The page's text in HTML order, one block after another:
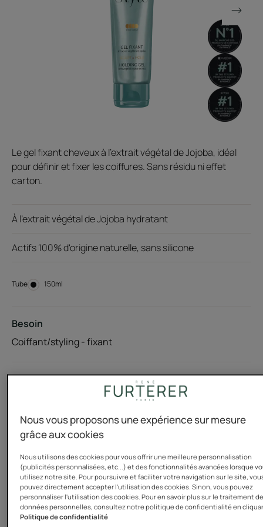
Le gel fixant cheveux à l'extrait végétal de Jojoba, idéal
pour définir et fixer les coiffures. Sans résidu ni effet
carton.
À l'extrait végétal de Jojoba hydratant
Actifs 100% d'origine naturelle, sans silicone
Tube Tube
150ml
Besoin
Coiffant/styling - fixant
Fabriqué en France
Ce gel cheveux à l’extrait végétal de Jojoba, sculpte et
fixe les coiffures en un instant. Sa formule-soin non
collante, sans alcool, protège la chevelure et préserve
sa beauté. Les cheveux sont sublimés et les coiffures
définies durablement. Sans résidu, sans effet carton.
Fini brillant.
Nous vous proposons une expérience sur mesure
grâce aux cookies
Nous utilisons des cookies pour vous offrir une meilleure personnalisation
(publicités personnalisées, etc...) et des fonctionnalités avancées lorsque
utilisez notre site. Pour poursuivre et faciliter votre navigation sur le site,
pouvez directement accepter l'utilisation des cookies. Sinon, vous pouvez
personnaliser l'utilisation des cookies. Pour en savoir plus sur le traitement
données personnelles, consultez notre politique de confidentialité en
Politique de confidentialité